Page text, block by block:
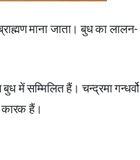
माना जाता। बुध का लालन-
में सम्मिलित हैं। चन्द्रमा गन्धर्वो
कारक हैं।